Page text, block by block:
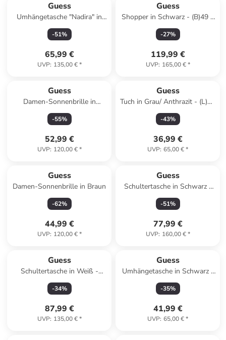
Guess
Umhängetasche "Nadira" in
Schwarz - (B)17 x (H)12 x
(T)7,5 cm
-51%
65,99 €
UVP: 135,00 €*
Guess
Shopper in Schwarz - (B)49 x
(H)31 x (T)14 cm
-27%
119,99 €
UVP: 165,00 €*
Guess
Damen-Sonnenbrille in
Orange
-55%
52,99 €
UVP: 120,00 €*
Guess
Tuch in Grau/ Anthrazit - (L)88
x (B)88 cm
-43%
36,99 €
UVP: 65,00 €*
Guess
Damen-Sonnenbrille in Braun
-62%
44,99 €
UVP: 120,00 €*
Guess
Schultertasche in Schwarz -
(B)15 x (H)15 x (T)10 cm
-51%
77,99 €
UVP: 160,00 €*
Guess
Schultertasche in Weiß -
(B)25 x (H)18 x (T)8 cm
-34%
87,99 €
UVP: 135,00 €*
Guess
Umhängetasche in Schwarz -
(B)12 x (H)16 x (T)9 cm
-35%
41,99 €
UVP: 65,00 €*